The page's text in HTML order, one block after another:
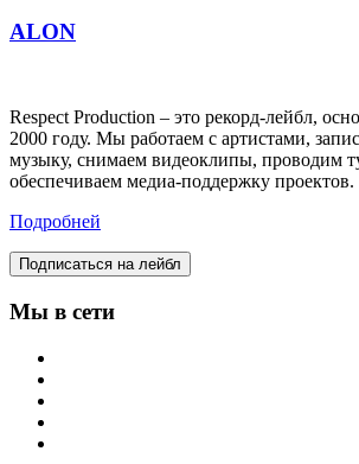
ALON
Respect Production – это рекорд-лейбл,
2000 году. Мы работаем с артистами,
музыку, снимаем видеоклипы, проводим
обеспечиваем медиа-поддержку проектов.
Подробней
Подписаться на лейбл
Мы в сети